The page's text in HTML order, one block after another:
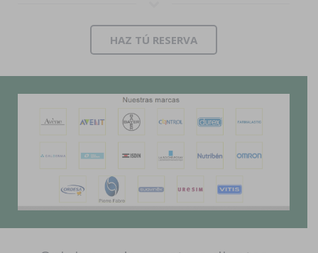
HAZ TÚ RESERVA